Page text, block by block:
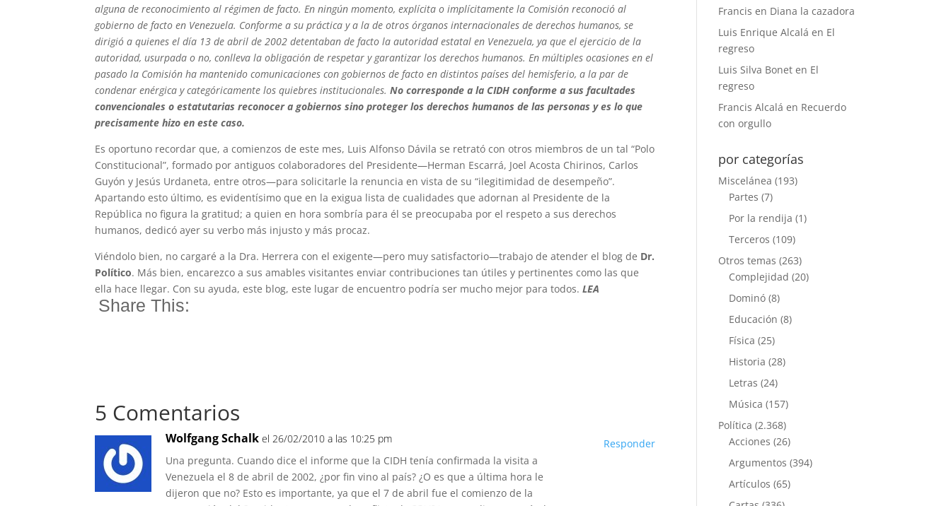
alguna de reconocimiento al régimen de facto. En ningún momento, explícita o implícitamente la Comisión reconoció al
gobierno de facto en Venezuela. Conforme a su práctica y a la de otros órganos internacionales de derechos humanos, se
dirigió a quienes el día 13 de abril de 2002 detentaban de facto la autoridad estatal en Venezuela, ya que el ejercicio de la
autoridad, usurpada o no, conlleva la obligación de respetar y garantizar los derechos humanos. En múltiples ocasiones en el
pasado la Comisión ha mantenido comunicaciones con gobiernos de facto en distintos países del hemisferio, a la par de
condenar enérgica y categóricamente los quiebres institucionales.No corresponde a la CIDH conforme a sus facultades
convencionales o estatutarias reconocer a gobiernos sino proteger los derechos humanos de las personas y es lo que
precisamente hizo en este caso.
Es oportuno recordar que, a comienzos de este mes, Luis Alfonso Dávila se retrató con otros miembros de un tal “Polo
Constitucional”, formado por antiguos colaboradores del Presidente—Herman Escarrá, Joel Acosta Chirinos, Carlos
Guyón y Jesús Urdaneta, entre otros—para solicitarle la renuncia en vista de su “ilegitimidad de desempeño”.
Apartando esto último, es evidentísimo que en la exigua lista de cualidades que adornan al Presidente de la
República no figura la gratitud; a quien en hora sombría para él se preocupaba por el respeto a sus derechos
humanos, dedicó ayer su verbo más injusto y más procaz.
Viéndolo bien, no cargaré a la Dra. Herrera con el exigente—pero muy satisfactorio—trabajo de atender el blog de Dr.
Político. Más bien, encarezco a sus amables visitantes enviar contribuciones tan útiles y pertinentes como las que
ella hace llegar. Con su ayuda, este blog, este lugar de encuentro podría ser mucho mejor para todos.LEA
Share This:
5 Comentarios
Wolfgang Schalk el 26/02/2010 a las 10:25 pm
Una pregunta. Cuando dice el informe que la CIDH tenía confirmada la visita a
Venezuela el 8 de abril de 2002, ¿por fin vino al país? ¿O es que a última hora le
dijeron que no? Esto es importante, ya que el 7 de abril fue el comienzo de la
Responder
Francis en Diana la cazadora
Luis Enrique Alcalá en El
regreso
Luis Silva Bonet en El
regreso
Francis Alcalá en Recuerdo
con orgullo
por categorías
Miscelánea (193)
Partes (7)
Por la rendija (1)
Terceros (109)
Otros temas (263)
Complejidad (20)
Dominó (8)
Educación (8)
Física (25)
Historia (28)
Letras (24)
Música (157)
Política (2.368)
Acciones (26)
Argumentos (394)
Artículos (65)